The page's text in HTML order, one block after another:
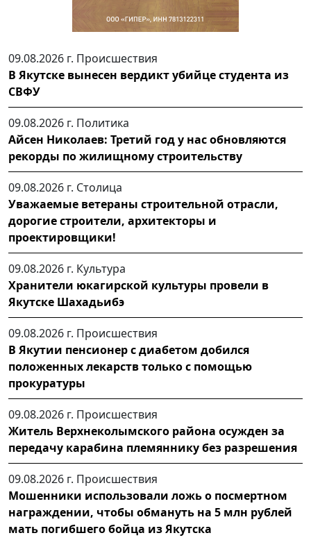
09.08.2026 г. Происшествия
В Якутске вынесен вердикт убийце студента из
СВФУ
09.08.2026 г. Политика
Айсен Николаев: Третий год у нас обновляются
рекорды по жилищному строительству
09.08.2026 г. Столица
Уважаемые ветераны строительной отрасли,
дорогие строители, архитекторы и
проектировщики!
09.08.2026 г. Культура
Хранители юкагирской культуры провели в
Якутске Шахадьибэ
09.08.2026 г. Происшествия
В Якутии пенсионер с диабетом добился
положенных лекарств только с помощью
прокуратуры
09.08.2026 г. Происшествия
Житель Верхнеколымского района осужден за
передачу карабина племяннику без разрешения
09.08.2026 г. Происшествия
Мошенники использовали ложь о посмертном
награждении, чтобы обмануть на 5 млн рублей
мать погибшего бойца из Якутска